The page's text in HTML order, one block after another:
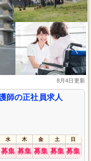
8月4日更新
師の正社員求人
水 木 金 土 日
募集 募集 募集 募集 募集